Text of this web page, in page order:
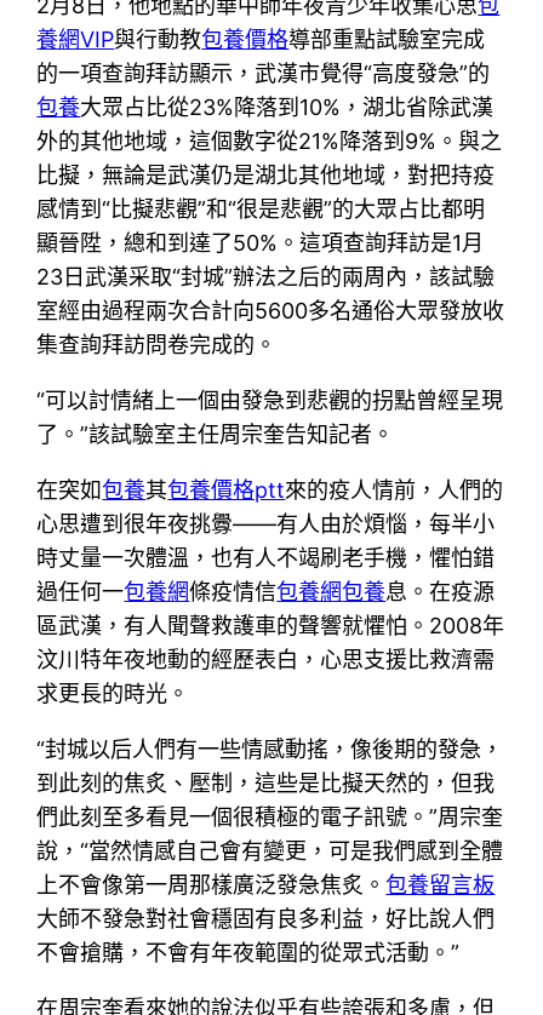
2月8日，他地點的華中師年夜青少年收集心思包
養網VIP與行動教包養價格導部重點試驗室完成
的一項查詢拜訪顯示，武漢市覺得“高度發急”的
包養大眾占比從23%降落到10%，湖北省除武漢
外的其他地域，這個數字從21%降落到9%。與之
比擬，無論是武漢仍是湖北其他地域，對把持疫
感情到“比擬悲觀”和“很是悲觀”的大眾占比都明
顯晉陞，總和到達了50%。這項查詢拜訪是1月
23日武漢采取“封城”辦法之后的兩周內，該試驗
室經由過程兩次合計向5600多名通俗大眾發放收
集查詢拜訪問卷完成的。
“可以討情緒上一個由發急到悲觀的拐點曾經呈現
了。”該試驗室主任周宗奎告知記者。
在突如包養其包養價格ptt來的疫人情前，人們的
心思遭到很年夜挑釁——有人由於煩惱，每半小
時丈量一次體溫，也有人不竭刷老手機，懼怕錯
過任何一包養網條疫情信包養網包養息。在疫源
區武漢，有人聞聲救護車的聲響就懼怕。2008年
汶川特年夜地動的經歷表白，心思支援比救濟需
求更長的時光。
“封城以后人們有一些情感動搖，像後期的發急，
到此刻的焦炙、壓制，這些是比擬天然的，但我
們此刻至多看見一個很積極的電子訊號。”周宗奎
說，“當然情感自己會有變更，可是我們感到全體
上不會像第一周那樣廣泛發急焦炙。包養留言板
大師不發急對社會穩固有良多利益，好比說人們
不會搶購，不會有年夜範圍的從眾式活動。”
在周宗奎看來她的說法似乎有些誇張和多慮，但